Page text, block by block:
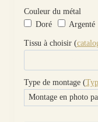
Couleur du métal
Doré
Argenté
Tissu à choisir (
Type de montage (